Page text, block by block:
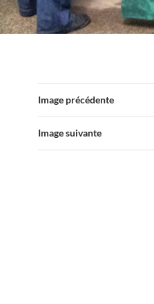
Image précédente
Image suivante